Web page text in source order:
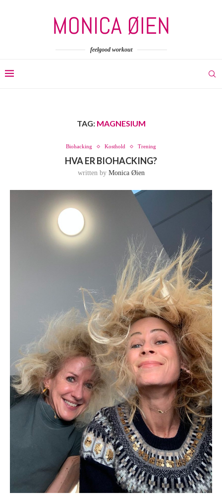
feelgood workout
TAG: MAGNESIUM
Biohacking Kosthold Trening
HVA ER BIOHACKING?
written by Monica Øien